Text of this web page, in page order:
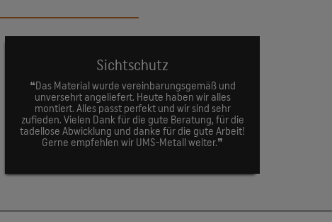
Sichtschutz
❝Das Material wurde vereinbarungsgemäß und
unversehrt angeliefert. Heute haben wir alles
montiert. Alles passt perfekt und wir sind sehr
zufieden. Vielen Dank für die gute Beratung, für die
tadellose Abwicklung und danke für die gute Arbeit!
Gerne empfehlen wir UMS-Metall weiter.❞